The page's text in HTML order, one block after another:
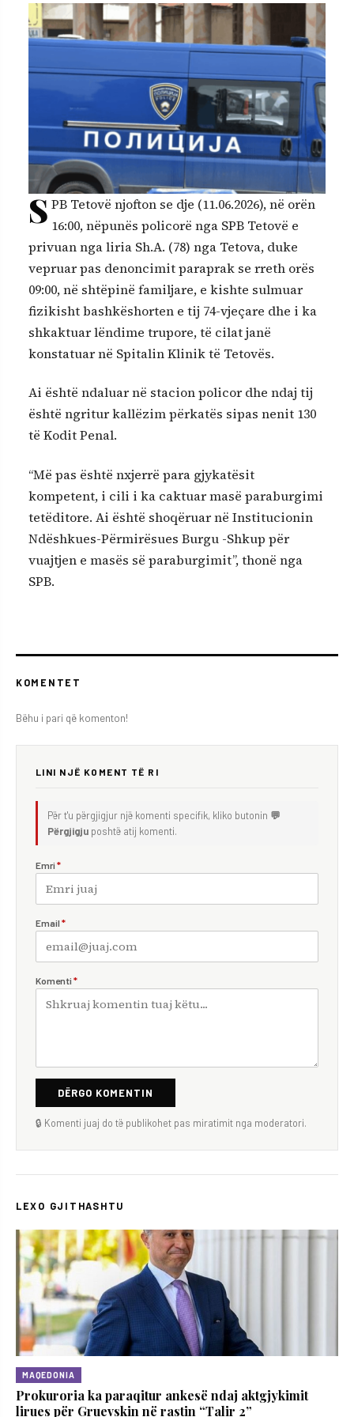
S PB Tetovë njofton se dje (11.06.2026), në orën
16:00, nëpunës policorë nga SPB Tetovë e
privuan nga liria Sh.A. (78) nga Tetova, duke
vepruar pas denoncimit paraprak se rreth orës
09:00, në shtëpinë familjare, e kishte sulmuar
fizikisht bashkëshorten e tij 74-vjeçare dhe i ka
shkaktuar lëndime trupore, të cilat janë
konstatuar në Spitalin Klinik të Tetovës.
Ai është ndaluar në stacion policor dhe ndaj tij
është ngritur kallëzim përkatës sipas nenit 130
të Kodit Penal.
“Më pas është nxjerrë para gjykatësit
kompetent, i cili i ka caktuar masë paraburgimi
tetëditore. Ai është shoqëruar në Institucionin
Ndëshkues-Përmirësues Burgu -Shkup për
vuajtjen e masës së paraburgimit”, thonë nga
SPB.
KOMENTET
Bëhu i pari që komenton!
LINI NJË KOMENT TË RI
Për t'u përgjigjur një komenti specifik, kliko butonin 💬
Përgjigju poshtë atij komenti.
Emri *
Email *
Komenti *
DËRGO KOMENTIN
🔒 Komenti juaj do të publikohet pas miratimit nga moderatori.
LEXO GJITHASHTU
MAQEDONIA
Prokuroria ka paraqitur ankesë ndaj aktgjykimit
lirues për Gruevskin në rastin “Talir 2”